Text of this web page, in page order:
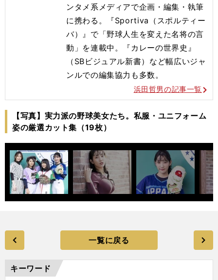
ンタメ系メディアで企画・編集・執筆
に携わる。『Sportiva（スポルティー
バ）』で「野球人生を変えた名将の言
動」を連載中。『カレーの世界史』
（SBビジュアル新書）など幅広いジャ
ンルでの編集協力も多数。
浜田哲男の記事一覧
【写真】実力派の野球美女たち。私服・ユニフォーム
姿の厳選カット集（19枚）
一覧に戻る
キーワード